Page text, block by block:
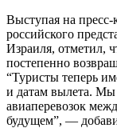
Выступая на
российского
Израиля, отметил,
постепенно
“Туристы теперь
и датам вылета. Мы
авиаперевозок
будущем”, —